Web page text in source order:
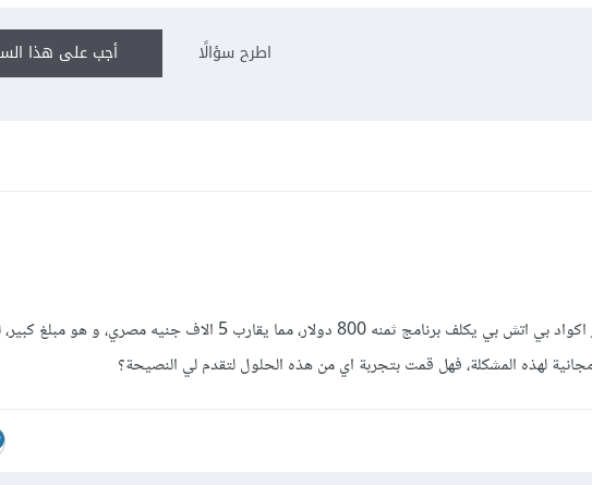
أجب على هذا اطرح سؤالًا
كنت اعتقد ان حماية و تشفير اكواد بي اتش بي يكلف برنامج ثمنه 800 دولار، مما يقارب 5 الاف جنيه مصري، و هو
لهذه المشكلة، فهل قمت بتجربة اي من هذه الحلول لتقدم لي النصيحة؟